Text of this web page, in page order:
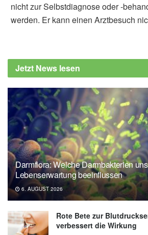
nicht zur Selbstdiagnose oder -
werden. Er kann einen Arztbesuch
Jetzt News lesen
Darmflora: Welche Darmbakterien
Lebenserwartung beeinflussen
6. AUGUST 2026
Rote Bete zur
verbessert die Wirkung